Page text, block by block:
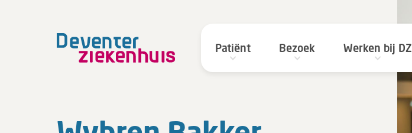
Patiënt Bezoek Werken bij DZ